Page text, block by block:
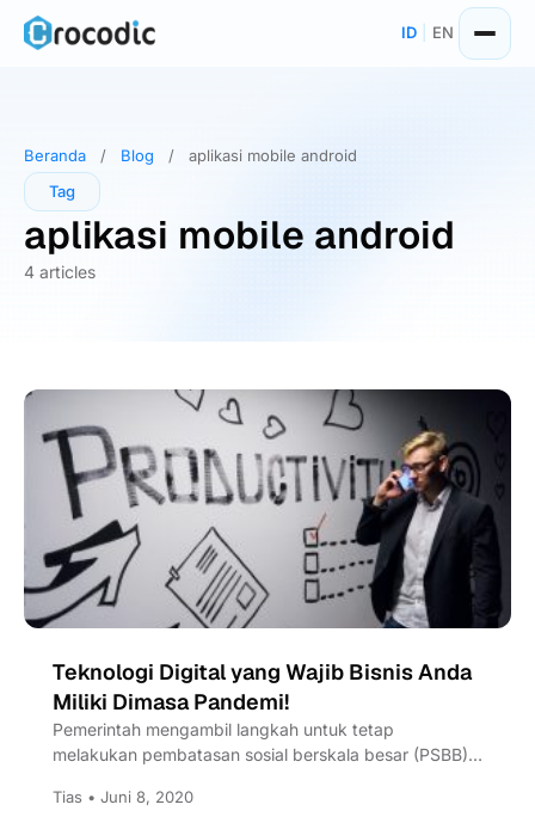
Skip
ID EN
Beranda / Blog /
aplikasi mobile android
Tag
aplikasi mobile android
4 articles
Teknologi Digital yang Wajib Bisnis Anda
Miliki Dimasa Pandemi!
Pemerintah mengambil langkah untuk tetap
melakukan pembatasan sosial berskala besar (PSBB)
Tias • Juni 8, 2020